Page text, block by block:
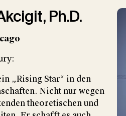
Ph.D.
„Rising Star“ in den
Nicht nur wegen
theoretischen und